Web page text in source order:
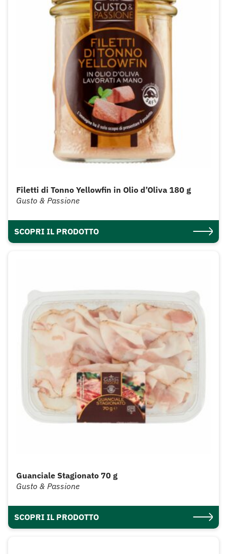
Filetti di Tonno Yellowfin in Olio d’Oliva 180 g
Gusto & Passione
SCOPRI IL PRODOTTO
Guanciale Stagionato 70 g
Gusto & Passione
SCOPRI IL PRODOTTO